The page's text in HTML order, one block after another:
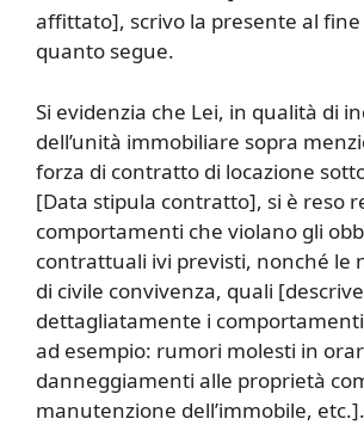
affittato], scrivo la presente al fine
quanto segue.
Si evidenzia che Lei, in qualità di
dell’unità immobiliare sopra
forza di contratto di locazione
[Data stipula contratto], si è reso
comportamenti che violano gli
contrattuali ivi previsti, nonché le
di civile convivenza, quali
dettagliatamente i
ad esempio: rumori molesti in
danneggiamenti alle proprietà
manutenzione dell’immobile, etc.].